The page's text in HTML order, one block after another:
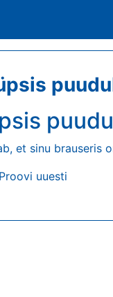
et sinu brauseris
Proovi uuesti